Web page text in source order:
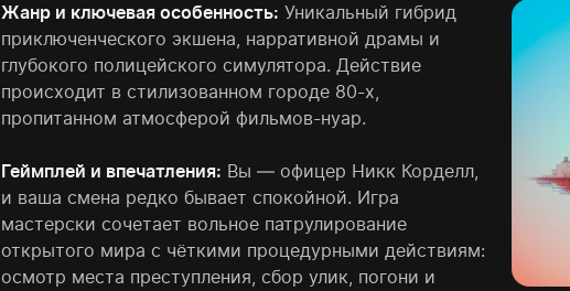
Жанр и ключевая особенность: Уникальный гибрид
приключенческого экшена, нарративной драмы и
глубокого полицейского симулятора. Действие
происходит в стилизованном городе 80-х,
пропитанном атмосферой фильмов-нуар.
Геймплей и впечатления: Вы — офицер Никк Корделл,
и ваша смена редко бывает спокойной. Игра
мастерски сочетает вольное патрулирование
открытого мира с чёткими процедурными действиям:
осмотр места преступления, сбор улик, погони и